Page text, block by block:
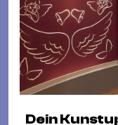
Dein